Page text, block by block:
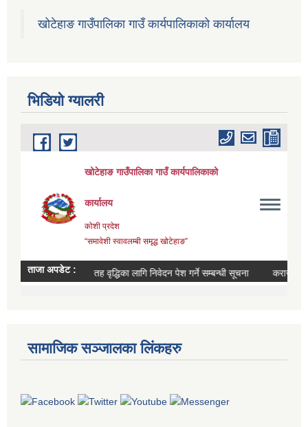
खोटेहाङ गाउँपालिका गाउँ कार्यपालिकाको कार्यालय
भिडियाे ग्यालरी
सामाजिक सञ्जालका लिंकहरु